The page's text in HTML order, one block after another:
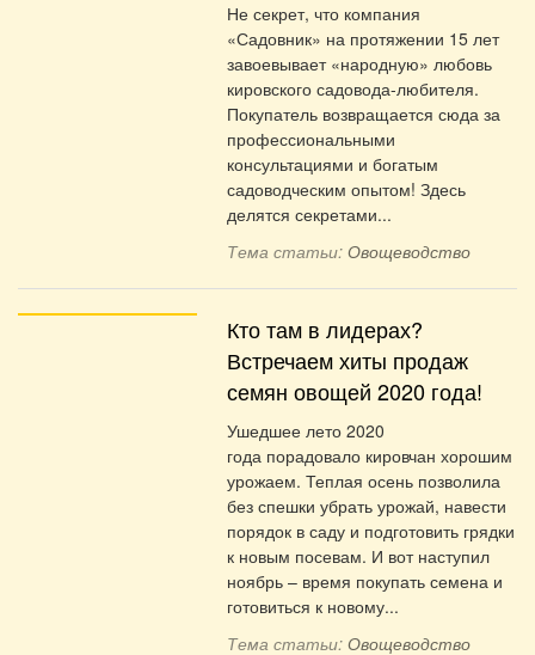
Не секрет, что компания
«Садовник» на протяжении 15 лет
завоевывает «народную» любовь
кировского садовода-любителя.
Покупатель возвращается сюда за
профессиональными
консультациями и богатым
садоводческим опытом! Здесь
делятся секретами...
Тема статьи: Овощеводство
Кто там в лидерах?
Встречаем хиты продаж
семян овощей 2020 года!
Ушедшее лето 2020
года порадовало кировчан хорошим
урожаем. Теплая осень позволила
без спешки убрать урожай, навести
порядок в саду и подготовить грядки
к новым посевам. И вот наступил
ноябрь – время покупать семена и
готовиться к новому...
Тема статьи: Овощеводство